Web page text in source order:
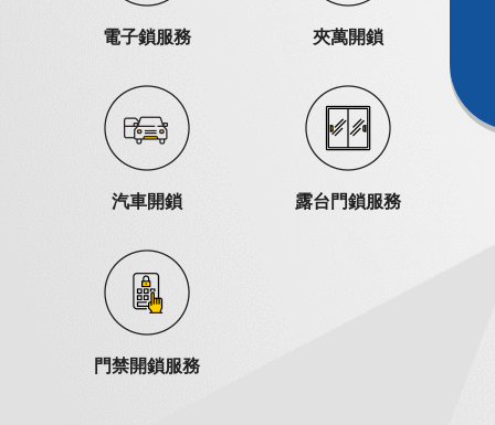
電子鎖服務 夾萬開鎖
汽車開鎖 露台門鎖服務
門禁開鎖服務